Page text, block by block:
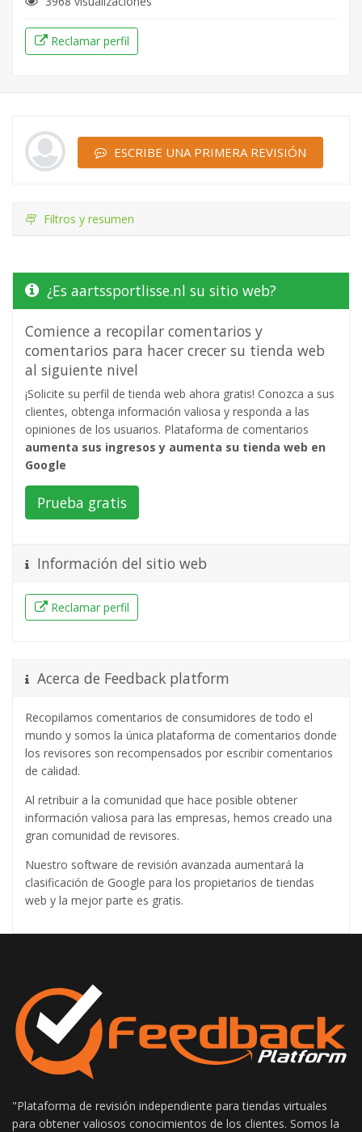
Reclamar perfil
ESCRIBE UNA PRIMERA REVISIÓN
Filtros y resumen
¿Es aartssportlisse.nl su sitio web?
Comience a recopilar comentarios y
comentarios para hacer crecer su tienda web
al siguiente nivel
¡Solicite su perfil de tienda web ahora gratis! Conozca a sus
clientes, obtenga información valiosa y responda a las
opiniones de los usuarios. Plataforma de comentarios
aumenta sus ingresos y aumenta su tienda web en
Google
Prueba gratis
Información del sitio web
Reclamar perfil
Acerca de Feedback platform
Recopilamos comentarios de consumidores de todo el
mundo y somos la única plataforma de comentarios donde
los revisores son recompensados ​​por escribir comentarios
de calidad.
Al retribuir a la comunidad que hace posible obtener
información valiosa para las empresas, hemos creado una
gran comunidad de revisores.
Nuestro software de revisión avanzada aumentará la
clasificación de Google para los propietarios de tiendas
web y la mejor parte es gratis.
"Plataforma de revisión independiente para tiendas virtuales
para obtener valiosos conocimientos de los clientes. Somos la